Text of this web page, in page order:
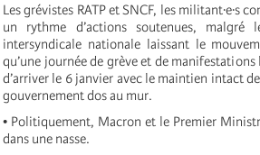
Les grévistes RATP et SNCF, les militant·e·s
un rythme d’actions soutenues, malgré
intersyndicale nationale laissant le
qu’une journée de grève et de
d’arriver le 6 janvier avec le maintien intact
gouvernement dos au mur.
• Politiquement, Macron et le Premier
dans une nasse.